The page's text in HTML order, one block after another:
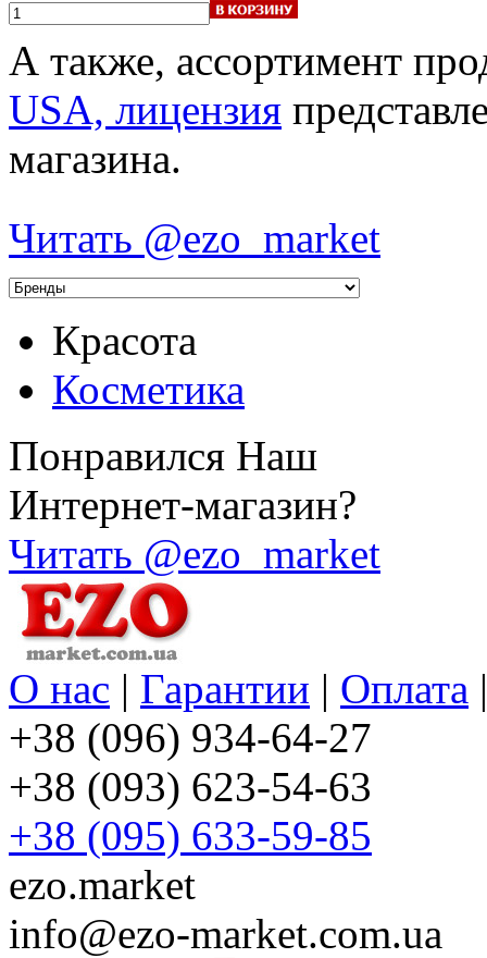
А также, ассортимент
USA, лицензия
магазина.
Читать @ezo_market
Красота
Косметика
Понравился Наш
Интернет-магазин?
Читать @ezo_market
О нас | Гарантии | Оплата
+38 (096) 934-64-27
+38 (093) 623-54-63
+38 (095) 633-59-85
ezo.market
info@ezo-market.com.ua